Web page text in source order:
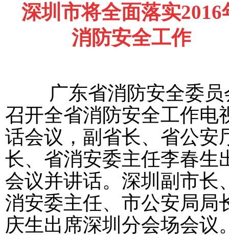
深圳市将全面落实2016
消防安全工作
广东省消防安全委员
召开全省消防安全工作电
话会议，副省长、省公安
长、省消安委主任李春生
会议并讲话。深圳副市长
消安委主任、市公安局局
庆生出席深圳分会场会议